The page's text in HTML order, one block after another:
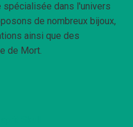
spécialisée dans l'univers
de nombreux bijoux,
ainsi que des
de Mort.